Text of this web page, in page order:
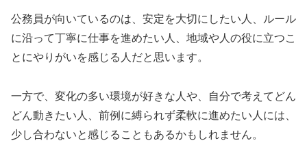
公務員が向いているのは、安定を大切にしたい人、ルール
に沿って丁寧に仕事を進めたい人、地域や人の役に立つこ
とにやりがいを感じる人だと思います。
一方で、変化の多い環境が好きな人や、自分で考えてどん
どん動きたい人、前例に縛られず柔軟に進めたい人には、
少し合わないと感じることもあるかもしれません。